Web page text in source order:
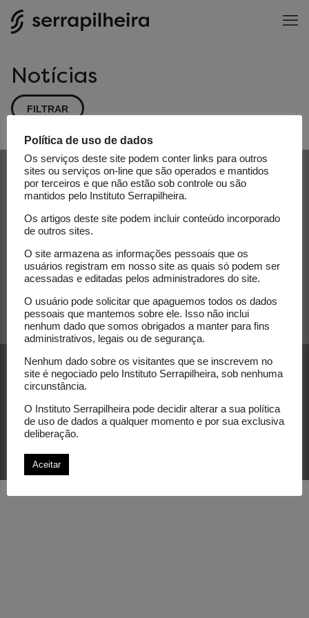
Notícias
FILTRAR
Receba nossa newsletter e
acompanhe as novidades do
E-mail
© Instituto Serrapilheira. Todos os direitos
Política de uso de dados
Os serviços deste site podem conter links para outros
sites ou serviços on-line que são operados e mantidos
por terceiros e que não estão sob controle ou são
mantidos pelo Instituto Serrapilheira.
Os artigos deste site podem incluir conteúdo incorporado
de outros sites.
O site armazena as informações pessoais que os
usuários registram em nosso site as quais só podem ser
acessadas e editadas pelos administradores do site.
O usuário pode solicitar que apaguemos todos os dados
pessoais que mantemos sobre ele. Isso não inclui
nenhum dado que somos obrigados a manter para fins
administrativos, legais ou de segurança.
Nenhum dado sobre os visitantes que se inscrevem no
site é negociado pelo Instituto Serrapilheira, sob nenhuma
circunstância.
O Instituto Serrapilheira pode decidir alterar a sua política
de uso de dados a qualquer momento e por sua exclusiva
deliberação.
Aceitar